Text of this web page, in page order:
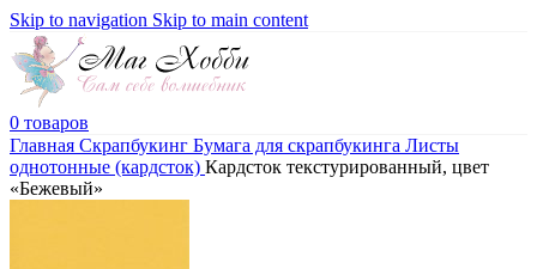
Skip to navigation Skip to main content
0 товаров
Главная Скрапбукинг Бумага для скрапбукинга Листы
однотонные (кардсток) Кардсток текстурированный, цвет
«Бежевый»